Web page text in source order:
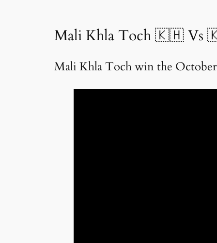
Mali Khla Toch 🇰🇭 Vs
Mali Khla Toch win the October